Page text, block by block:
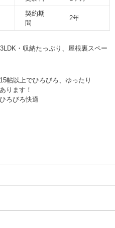
契約期
間
2年
・収納たっぷり、屋根裏スペー
帖以上でひろびろ、ゆったり
ります！
ろびろ快適